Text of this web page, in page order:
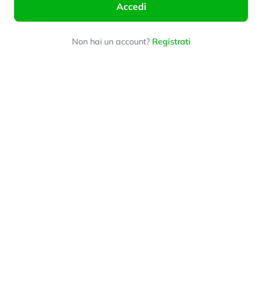
Accedi
Non hai un account? Registrati